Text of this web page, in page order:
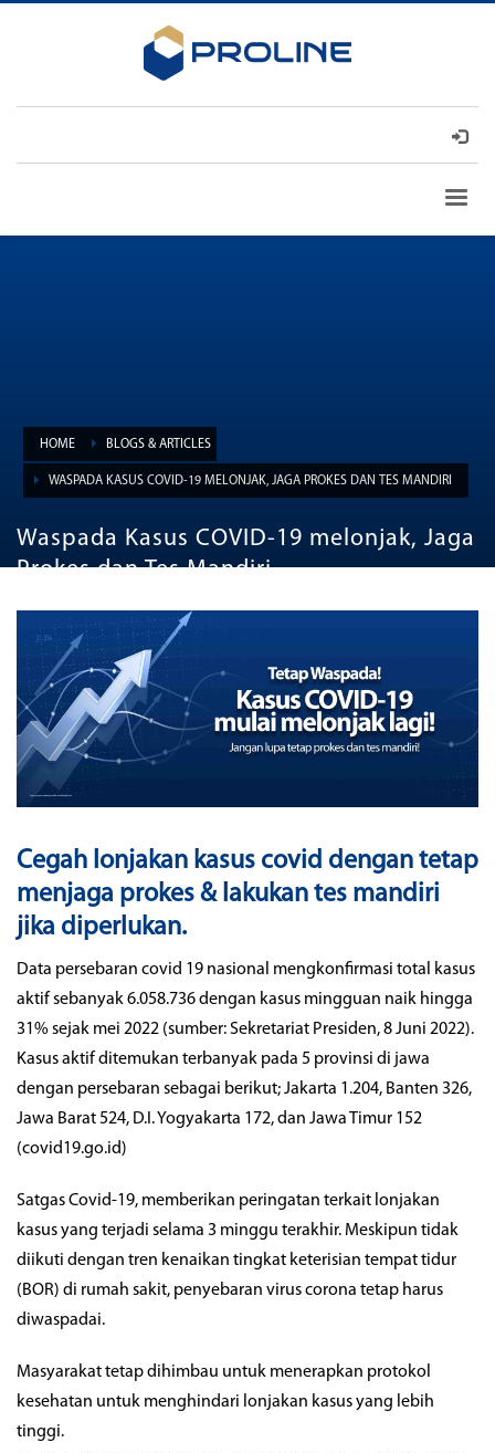
HOME BLOGS & ARTICLES
WASPADA KASUS COVID-19 MELONJAK, JAGA PROKES DAN TES MANDIRI
Waspada Kasus COVID-19 melonjak, Jaga
Prokes dan Tes Mandiri
Cegah lonjakan kasus covid dengan tetap
menjaga prokes & lakukan tes mandiri
jika diperlukan.
Data persebaran covid 19 nasional mengkonfirmasi total kasus
aktif sebanyak 6.058.736 dengan kasus mingguan naik hingga
31% sejak mei 2022 (sumber: Sekretariat Presiden, 8 Juni 2022).
Kasus aktif ditemukan terbanyak pada 5 provinsi di jawa
dengan persebaran sebagai berikut; Jakarta 1.204, Banten 326,
Jawa Barat 524, D.I. Yogyakarta 172, dan Jawa Timur 152
(covid19.go.id)
Satgas Covid-19, memberikan peringatan terkait lonjakan
kasus yang terjadi selama 3 minggu terakhir. Meskipun tidak
diikuti dengan tren kenaikan tingkat keterisian tempat tidur
(BOR) di rumah sakit, penyebaran virus corona tetap harus
diwaspadai.
Masyarakat tetap dihimbau untuk menerapkan protokol
kesehatan untuk menghindari lonjakan kasus yang lebih
tinggi.